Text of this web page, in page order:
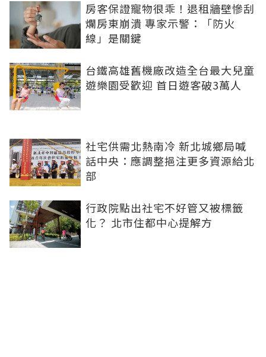
房客保證寵物很乖！退租牆壁慘刮
爛房東崩潰 專家示警：「防火
線」是關鍵
台鐵高雄舊機廠改造全台最大兒童
遊樂園受歡迎 首日遊客破3萬人
社宅供需北熱南冷 新北城鄉局喊
話中央：應調整挹注更多資源給北
部
行政院點出社宅不好管又被標籤
化？ 北市住都中心提解方